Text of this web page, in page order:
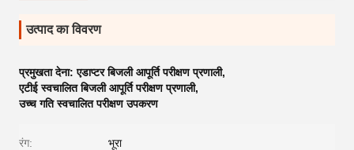
उत्पाद का विवरण
प्रमुखता देना:एडाप्टर बिजली आपूर्ति परीक्षण प्रणाली,
एटीई स्वचालित बिजली आपूर्ति परीक्षण प्रणाली,
उच्च गति स्वचालित परीक्षण उपकरण
रंग: भूरा